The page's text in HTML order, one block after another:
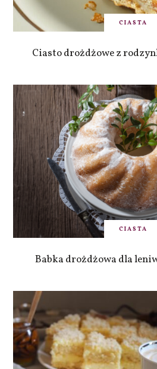
CIASTA
Ciasto drożdżowe z
CIASTA
Babka drożdżowa dla